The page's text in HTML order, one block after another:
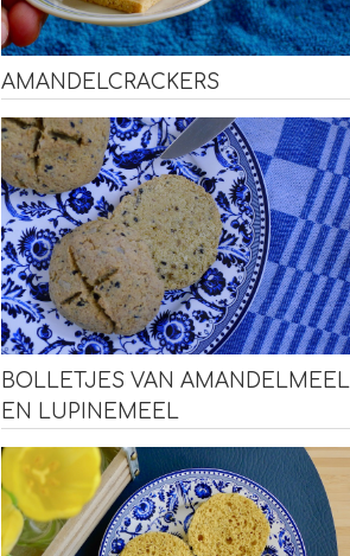
AMANDELCRACKERS
BOLLETJES VAN AMANDELMEEL
EN LUPINEMEEL